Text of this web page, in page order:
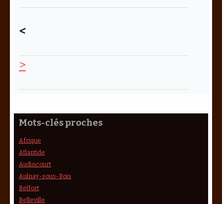
<
>
Mots-clés proches
Afrique
Atlantide
Audincourt
Aulnay-sous-Bois
Belfort
Belleville